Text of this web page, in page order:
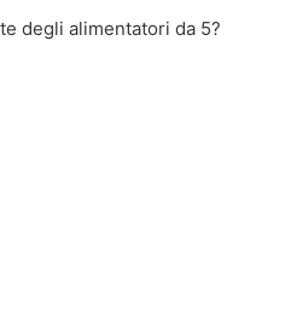
degli alimentatori da 5?